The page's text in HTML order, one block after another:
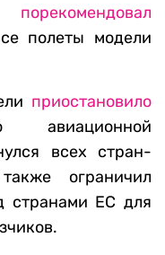
порекомендовал
полеты модели
приостановило
авиационной
всех стран-
ограничил
странами ЕС для